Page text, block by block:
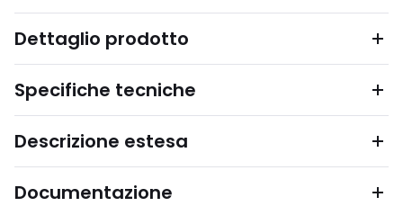
Dettaglio prodotto
Specifiche tecniche
Descrizione estesa
Documentazione